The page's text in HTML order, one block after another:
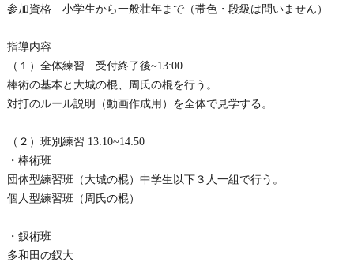
参加資格 小学生から一般壮年まで（帯色・段級は問いません）
指導内容
（１）全体練習 受付終了後~13:00
棒術の基本と大城の棍、周氏の棍を行う。
対打のルール説明（動画作成用）を全体で見学する。
（２）班別練習 13:10~14:50
・棒術班
団体型練習班（大城の棍）中学生以下３人一組で行う。
個人型練習班（周氏の棍）
・釵術班
多和田の釵大